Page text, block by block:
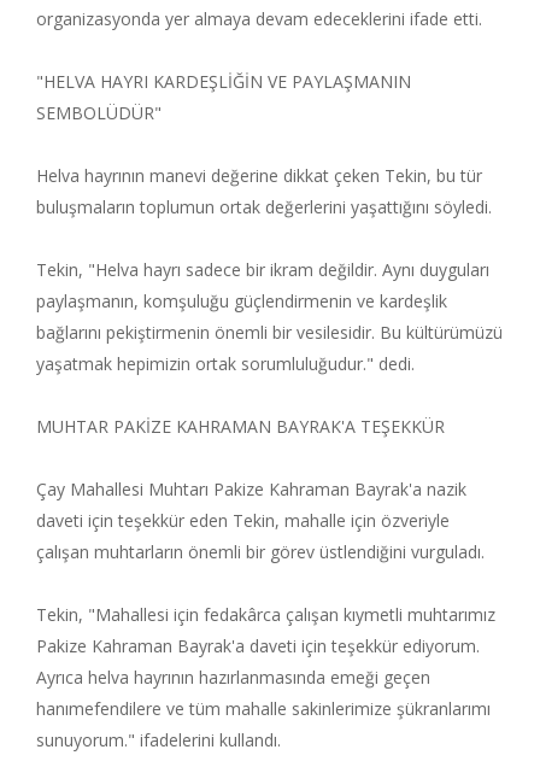
organizasyonda yer almaya devam edeceklerini ifade etti.
"HELVA HAYRI KARDEŞLİĞİN VE PAYLAŞMANIN
SEMBOLÜDÜR"
Helva hayrının manevi değerine dikkat çeken Tekin, bu tür
buluşmaların toplumun ortak değerlerini yaşattığını söyledi.
Tekin, "Helva hayrı sadece bir ikram değildir. Aynı duyguları
paylaşmanın, komşuluğu güçlendirmenin ve kardeşlik
bağlarını pekiştirmenin önemli bir vesilesidir. Bu kültürümüzü
yaşatmak hepimizin ortak sorumluluğudur." dedi.
MUHTAR PAKİZE KAHRAMAN BAYRAK'A TEŞEKKÜR
Çay Mahallesi Muhtarı Pakize Kahraman Bayrak'a nazik
daveti için teşekkür eden Tekin, mahalle için özveriyle
çalışan muhtarların önemli bir görev üstlendiğini vurguladı.
Tekin, "Mahallesi için fedakârca çalışan kıymetli muhtarımız
Pakize Kahraman Bayrak'a daveti için teşekkür ediyorum.
Ayrıca helva hayrının hazırlanmasında emeği geçen
hanımefendilere ve tüm mahalle sakinlerimize şükranlarımı
sunuyorum." ifadelerini kullandı.